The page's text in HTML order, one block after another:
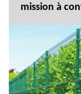
mission à